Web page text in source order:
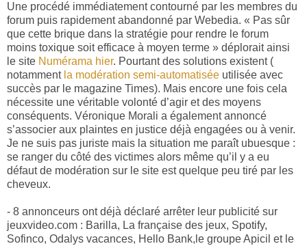
Une procédé immédiatement contourné par les membres du
forum puis rapidement abandonné par Webedia. « Pas sûr
que cette brique dans la stratégie pour rendre le forum
moins toxique soit efficace à moyen terme » déplorait ainsi
le site Numérama hier. Pourtant des solutions existent (
notamment la modération semi-automatisée utilisée avec
succès par le magazine Times). Mais encore une fois cela
nécessite une véritable volonté d’agir et des moyens
conséquents. Véronique Morali a également annoncé
s’associer aux plaintes en justice déjà engagées ou à venir.
Je ne suis pas juriste mais la situation me paraît ubuesque :
se ranger du côté des victimes alors même qu’il y a eu
défaut de modération sur le site est quelque peu tiré par les
cheveux.
- 8 annonceurs ont déjà déclaré arrêter leur publicité sur
jeuxvideo.com : Barilla, La française des jeux, Spotify,
Sofinco, Odalys vacances, Hello Bank,le groupe Apicil et le